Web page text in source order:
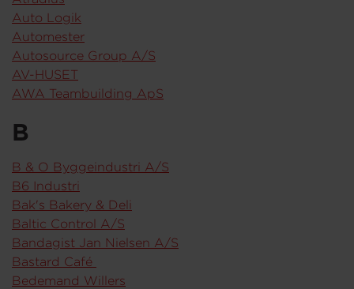
Auto Logik
Automester
Autosource Group A/S
AV-HUSET
AWA Teambuilding ApS
B
B & O Byggeindustri A/S
B6 Industri
Bak's Bakery & Deli
Baltic Control A/S
Bandagist Jan Nielsen A/S
Bastard Café
Bedemand Willers